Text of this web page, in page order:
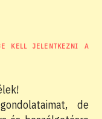
KELL JELENTKEZNI A
de